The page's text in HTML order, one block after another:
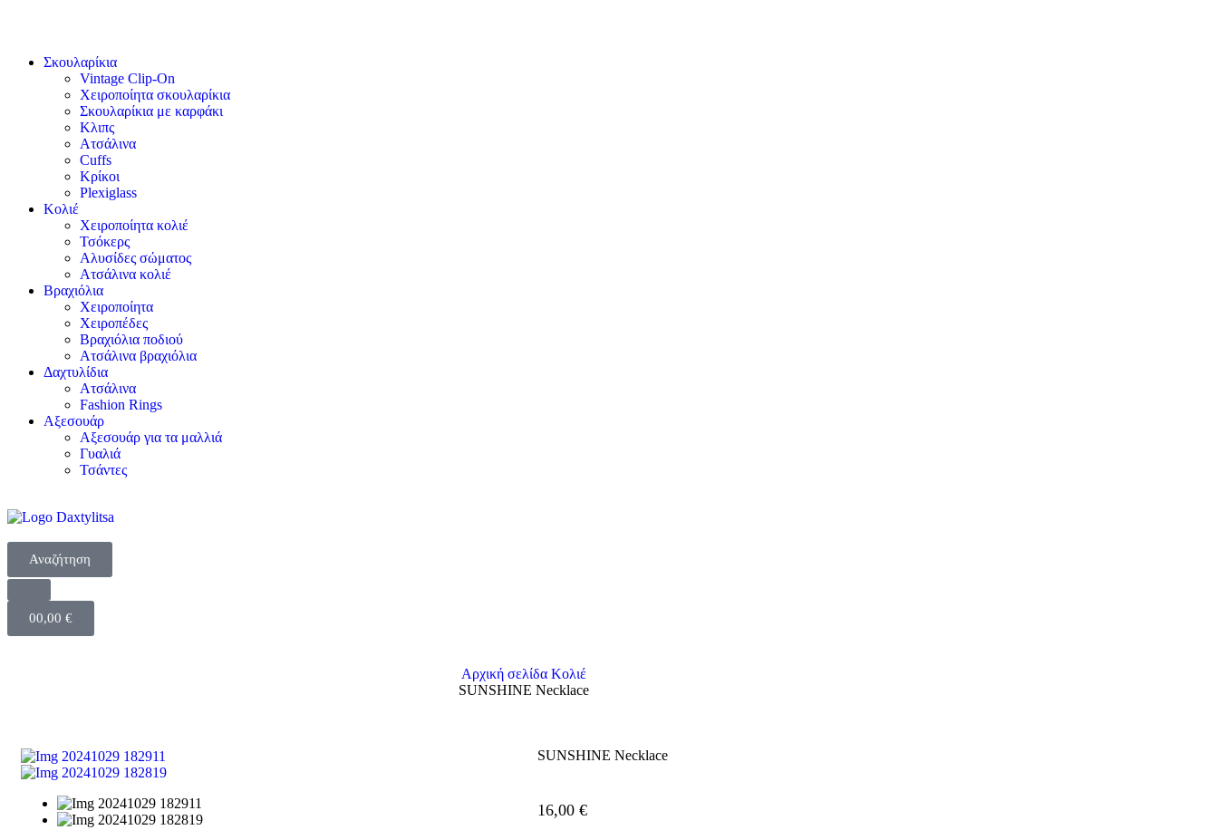
Σκουλαρίκια
Vintage Clip-On
Χειροποίητα σκουλαρίκια
Σκουλαρίκια με καρφάκι
Κλιπς
Ατσάλινα
Cuffs
Κρίκοι
Plexiglass
Κολιέ
Χειροποίητα κολιέ
Τσόκερς
Αλυσίδες σώματος
Ατσάλινα κολιέ
Βραχιόλια
Χειροποίητα
Χειροπέδες
Βραχιόλια ποδιού
Ατσάλινα βραχιόλια
Δαχτυλίδια
Ατσάλινα
Fashion Rings
Αξεσουάρ
Aξεσουάρ για τα μαλλιά
Γυαλιά
Τσάντες
Αναζήτηση
00,00 €
Αρχική σελίδα Κολιέ
SUNSHINE Necklace
SUNSHINE Necklace
16,00 €